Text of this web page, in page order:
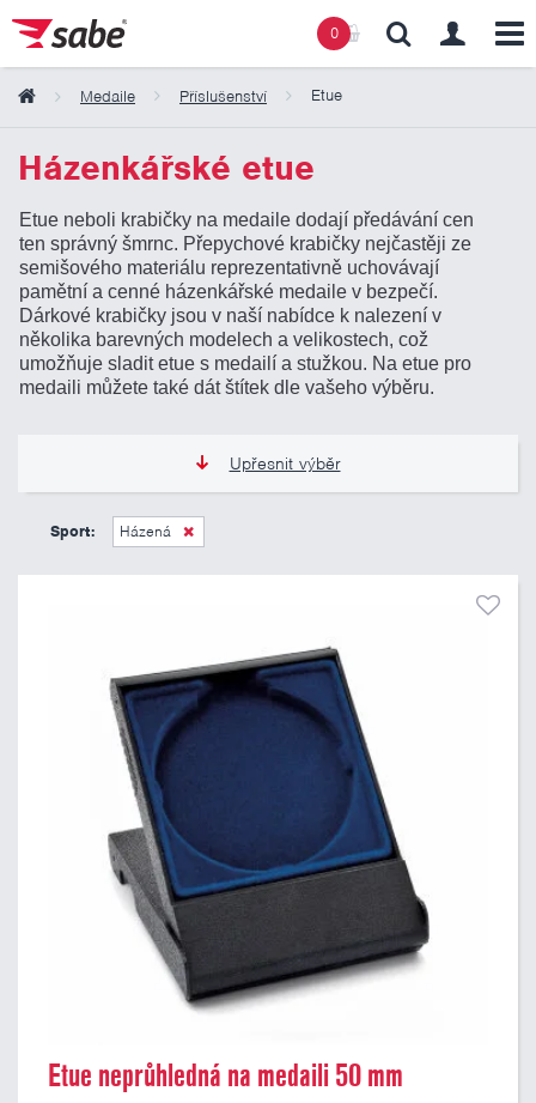
0
Medaile Příslušenství Etue
Házenkářské etue
Etue neboli krabičky na medaile dodají předávání cen
ten správný šmrnc. Přepychové krabičky nejčastěji ze
semišového materiálu reprezentativně uchovávají
pamětní a cenné házenkářské medaile v bezpečí.
Dárkové krabičky jsou v naší nabídce k nalezení v
několika barevných modelech a velikostech, což
umožňuje sladit etue s medailí a stužkou. Na etue pro
medaili můžete také dát štítek dle vašeho výběru.
Upřesnit výběr
39 Kč
Sport: Házená
Etue neprůhledná na medaili 50 mm
Obsah košíku
Košík zeje prázdnotou